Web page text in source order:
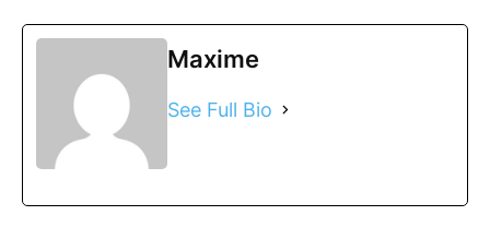
Maxime
See Full Bio